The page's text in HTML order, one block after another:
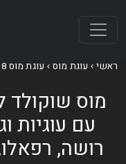
ראשי עוגת מוס עוגת מוס 8 טעמים
מוס שוקולד
עם עוגיות
רושה,